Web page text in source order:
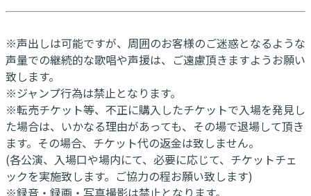
※声出しは可能ですが、周囲のお客様のご迷惑となるような
声量での継続的な歌唱や声援は、ご遠慮頂きますようお願い
致します。
※ジャンプ行為は禁止となります。
※転売チケット等、不正に購入したチケットで入場を発見し
た場合は、いかなる理由があっても、その場で退場して頂き
ます。その場合、チケット代の返金は致しません。
(各公演、入場口や場内にて、必要に応じて、チケットチェ
ックを実施致します。ご協力の程お願い致します)
※録音・録画・写真撮影は禁止となります。